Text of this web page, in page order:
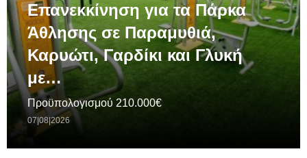
Επανεκκίνηση για τα Πάρκα
Άθλησης σε Παραμυθιά,
Καρυώτι, Γαρδίκι και Γλυκή
με…
Προϋπολογισμού 210.000€
07|08|2026